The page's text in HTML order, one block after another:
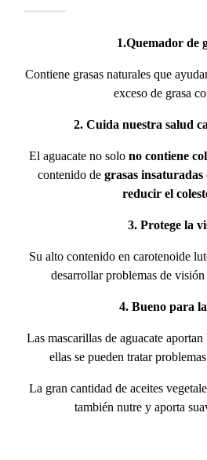
1.Quemador de
Contiene grasas naturales que
exceso de grasa
2. Cuida nuestra salud
El aguacate no solo no contiene
contenido de grasas insaturadas
reducir el
3. Protege la
Su alto contenido en carotenoide
desarrollar problemas de visión
4. Bueno para
Las mascarillas de aguacate
ellas se pueden tratar
La gran cantidad de aceites
también nutre y aporta